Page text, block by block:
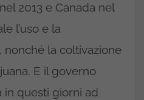
2013 e Canada nel
l’uso e la
nonché la coltivazione
E il governo
in questi giorni ad